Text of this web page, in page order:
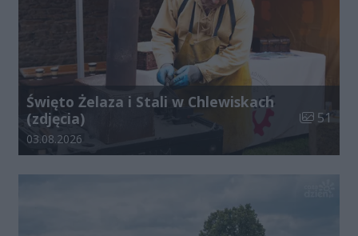
Święto Żelaza i Stali w Chlewiskach
(zdjęcia)
Liczba
51
Data dodania galerii:
03.08.2026